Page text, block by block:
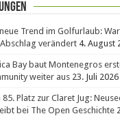
Trend im Golfurlaub:
verändert 4. August
Bay baut Montenegros
weiter aus 23. Juli 2026
85. Platz zur Claret Jug:
bei The Open Geschichte